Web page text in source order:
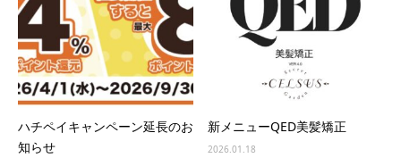
ハチペイキャンペーン延長のお
知らせ
新メニューQED美髪矯正
2026.01.18